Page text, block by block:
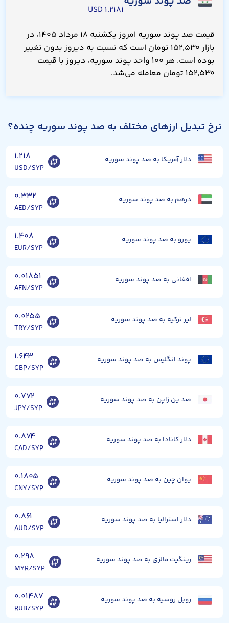
۱.۲۱۸۱ USD
قیمت صد پوند سوریه امروز یکشنبه ۱۸ مرداد ۱۴۰۵، در
بازار ۱۵۲,۵۳۰ تومان است که نسبت به دیروز بدون تغییر
بوده است. هر ۱۰۰ واحد پوند سوریه، دیروز با قیمت
۱۵۲,۵۳۰ تومان معامله می‌شد.
نرخ تبدیل ارزهای مختلف به صد پوند سوریه چنده؟
دلار آمریکا به صد پوند سوریه ۱.۲۱۸
USD/SYP
درهم به صد پوند سوریه ۰.۳۳۲
AED/SYP
یورو به صد پوند سوریه ۱.۴۰۸
EUR/SYP
افغانی به صد پوند سوریه ۰.۰۱۸۵۱
AFN/SYP
لیر ترکیه به صد پوند سوریه ۰.۰۲۵۵
TRY/SYP
پوند انگلیس به صد پوند سوریه ۱.۶۴۳
GBP/SYP
صد ین ژاپن به صد پوند سوریه ۰.۷۷۲
JPY/SYP
دلار کانادا به صد پوند سوریه ۰.۸۷۴
CAD/SYP
یوان چین به صد پوند سوریه ۰.۱۸۰۵
CNY/SYP
دلار استرالیا به صد پوند سوریه ۰.۸۶۱
AUD/SYP
رینگیت مالزی به صد پوند سوریه ۰.۲۹۸
MYR/SYP
روبل روسیه به صد پوند سوریه ۰.۰۱۴۸۷
RUB/SYP